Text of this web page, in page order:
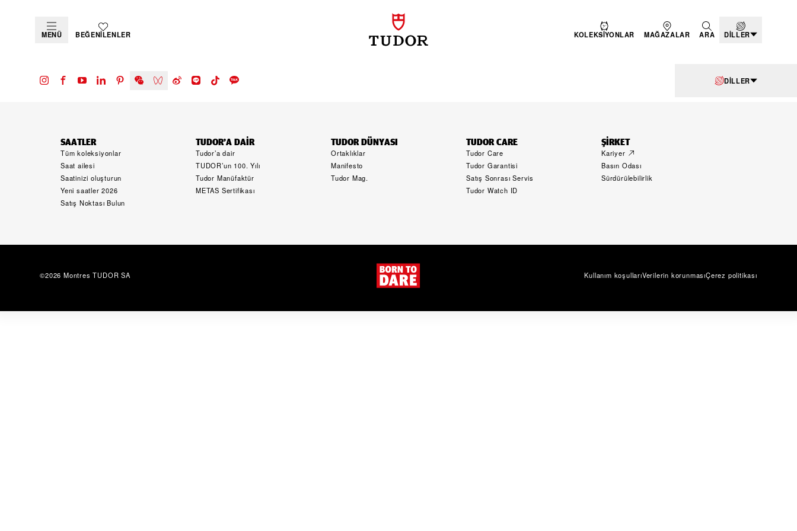
MENÜ BEĞENILENLER KOLEKSIYONLAR MAĞAZALAR ARA DILLER
SAATLER
Tüm koleksiyonlar
Saat ailesi
Saatinizi oluşturun
Yeni saatler 2026
Satış Noktası Bulun
TUDOR’A DAIR
Tudor’a dair
TUDOR’un 100. Yılı
Tudor Manüfaktür
METAS Sertifikası
TUDOR DÜNYASI
Ortaklıklar
Manifesto
Tudor Mag.
TUDOR CARE
Tudor Care
Tudor Garantisi
Satış Sonrası Servis
Tudor Watch ID
ŞIRKET
Kariyer
Basın Odası
Sürdürülebilirlik
DILLER
Kullanım koşullarıVerilerin korunmasıÇerez politikası
©2026 Montres TUDOR SA